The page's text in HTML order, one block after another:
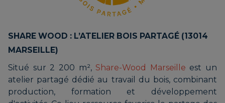
SHARE WOOD : L’ATELIER BOIS PARTAGÉ (13014
MARSEILLE)
Situé sur 2 200 m²,Share-Wood Marseille est un
atelier partagé dédié au travail du bois, combinant
production, formation et développement